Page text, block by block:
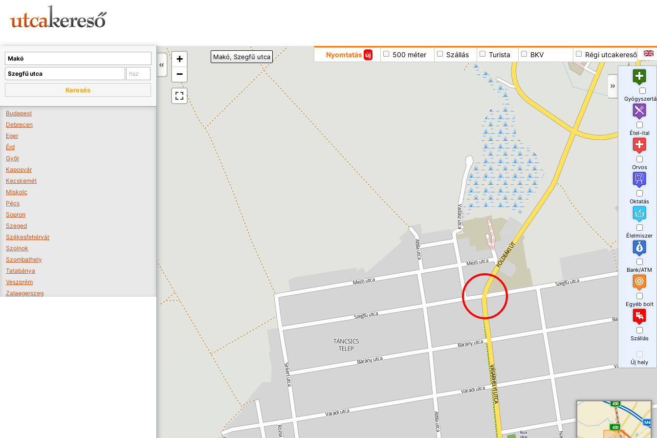
+
−
Nyomtatás új 500 méter Szállás Turista BKV Régi utcakereső
Makó, Szegfű utca
Keresés
Budapest
Debrecen
Eger
Érd
Győr
Kaposvár
Kecskemét
Miskolc
Pécs
Sopron
Szeged
Székesfehérvár
Szolnok
Szombathely
Tatabánya
Veszprém
Zalaegerszeg
Étel-ital
Orvos
Oktatás
Élelmiszer
Bank/ATM
Egyéb bolt
Szállás
Új hely
A térképet kicsinyíteni kell, hogy látszódjanak a boltok.
Boltok látszódjanak >>